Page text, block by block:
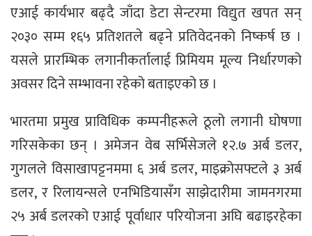
एआई कार्यभार बढ्दै जाँदा डेटा सेन्टरमा विद्युत खपत सन्
२०३० सम्म १६५ प्रतिशतले बढ्ने प्रतिवेदनको निष्कर्ष छ ।
यसले प्रारम्भिक लगानीकर्तालाई प्रिमियम मूल्य निर्धारणको
अवसर दिने सम्भावना रहेको बताइएको छ ।
भारतमा प्रमुख प्राविधिक कम्पनीहरूले ठूलो लगानी घोषणा
गरिसकेका छन् । अमेजन वेब सर्भिसेजले १२.७ अर्ब डलर,
गुगलले विसाखापट्टनममा ६ अर्ब डलर, माइक्रोसफ्टले ३ अर्ब
डलर, र रिलायन्सले एनभिडियासँग साझेदारीमा जामनगरमा
२५ अर्ब डलरको एआई पूर्वाधार परियोजना अघि बढाइरहेका